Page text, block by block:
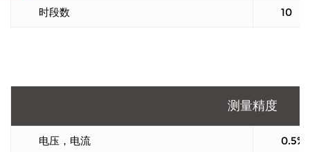
时段数 10
测量精度
电压，电流 0.5%